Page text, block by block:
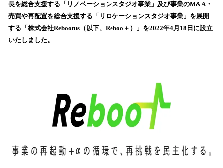
込
み
中
で
長を総合支援する「リノベーションスタジオ事業」及び事業のM&A・
売買や再配置を総合支援する「リロケーションスタジオ事業」を展開
する「株式会社Rebootus（以下、Reboo＋）」を2022年4月18日に設立
いたしました。